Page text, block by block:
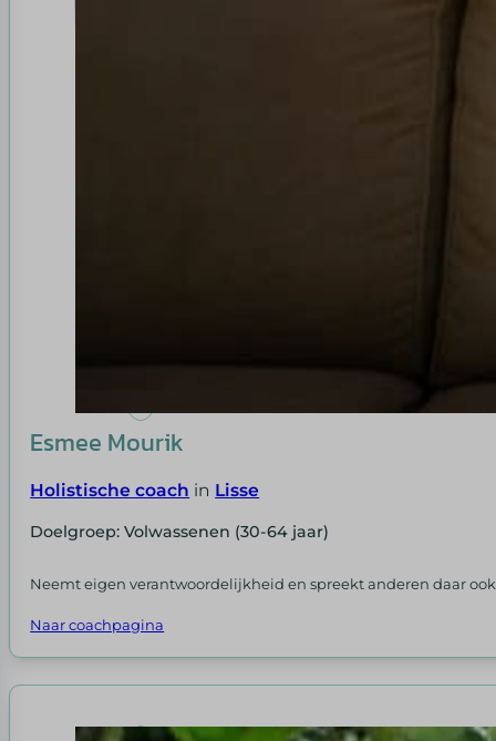
Esmee Mourik
Holistische coach in Lisse
Doelgroep: Volwassenen (30-64 jaar)
Neemt eigen verantwoordelijkheid en spreekt anderen daar
Naar coachpagina